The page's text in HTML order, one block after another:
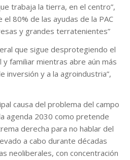
trabaja la tierra, en el centro”,
el 80% de las ayudas de la PAC
y grandes terratenientes”
que sigue desprotegiendo el
familiar mientras abre aún más
inversión y a la agroindustria”,
causa del problema del campo
agenda 2030 como pretende
derecha para no hablar del
a cabo durante décadas
neoliberales, con concentración